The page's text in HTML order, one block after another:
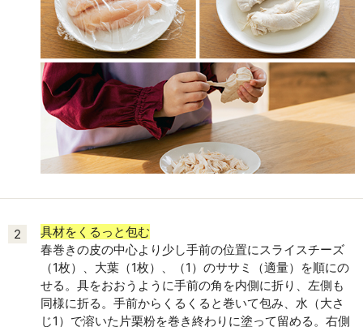
2
具材をくるっと包む
春巻きの皮の中心より少し手前の位置にスライスチーズ
（1枚）、大葉（1枚）、（1）のササミ（適量）を順にの
せる。具をおおうように手前の角を内側に折り、左側も
同様に折る。手前からくるくると巻いて包み、水（大さ
じ1）で溶いた片栗粉を巻き終わりに塗って留める。右側